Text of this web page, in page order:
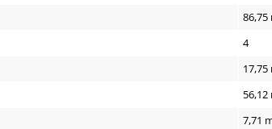
86,75
4
17,75
56,12
7,71